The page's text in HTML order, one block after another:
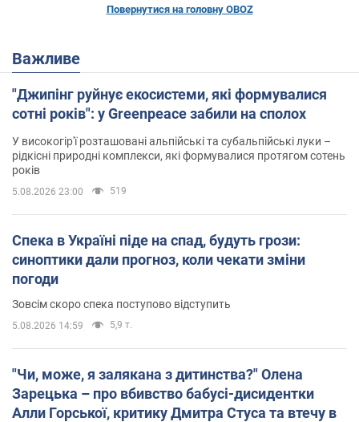
Повернутися на головну OBOZ
Важливе
"Джипінг руйнує екосистеми, які формувалися
сотні років": у Greenpeace забили на сполох
У високогір'ї розташовані альпійські та субальпійські луки –
рідкісні природні комплекси, які формувалися протягом сотень
років
5.08.2026 23:00 519
Спека в Україні піде на спад, будуть грози:
синоптики дали прогноз, коли чекати зміни
погоди
Зовсім скоро спека поступово відступить
5.08.2026 14:59 5,9 т.
"Чи, може, я залякана з дитинства?" Олена
Зарецька – про вбивство бабусі-дисидентки
Алли Горської, критику Дмитра Стуса та втечу в